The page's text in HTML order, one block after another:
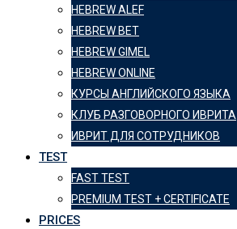
HEBREW ALEF
HEBREW BET
HEBREW GIMEL
HEBREW ONLINE
КУРСЫ АНГЛИЙСКОГО ЯЗЫКА
КЛУБ РАЗГОВОРНОГО ИВРИТА
ИВРИТ ДЛЯ СОТРУДНИКОВ
TEST
FAST TEST
PREMIUM TEST + CERTIFICATE
PRICES